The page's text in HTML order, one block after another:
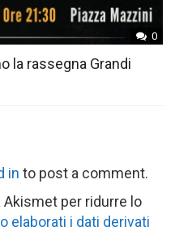
0
la rassegna Grandi
in to post a comment.
per ridurre lo
elaborati i dati derivati